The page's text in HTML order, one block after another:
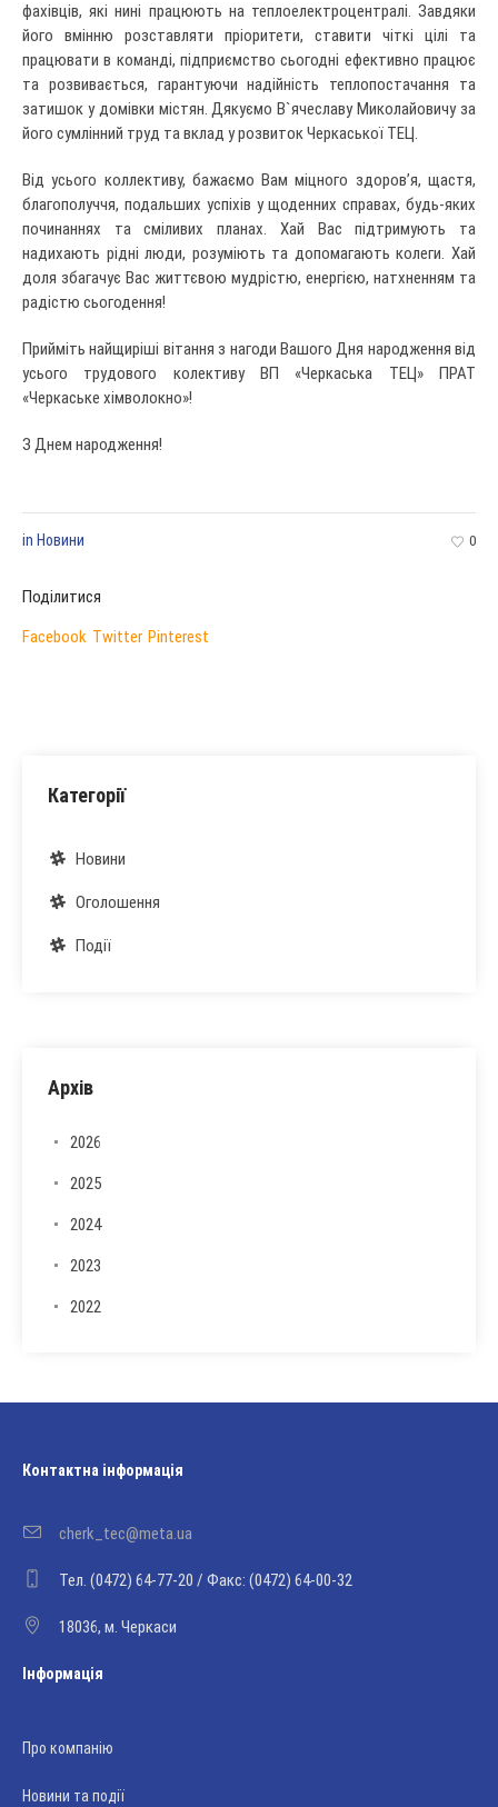
фахівців, які нині працюють на теплоелектроцентралі. Завдяки
його вмінню розставляти пріоритети, ставити чіткі цілі та
працювати в команді, підприємство сьогодні ефективно працює
та розвивається, гарантуючи надійність теплопостачання та
затишок у домівки містян. Дякуємо В`ячеславу Миколайовичу за
його сумлінний труд та вклад у розвиток Черкаської ТЕЦ.
Від усього коллективу, бажаємо Вам міцного здоров’я, щастя,
благополуччя, подальших успіхів у щоденних справах, будь-яких
починаннях та сміливих планах. Хай Вас підтримують та
надихають рідні люди, розуміють та допомагають колеги. Хай
доля збагачує Вас життєвою мудрістю, енергією, натхненням та
радістю сьогодення!
Прийміть найщиріші вітання з нагоди Вашого Дня народження від
усього трудового колективу ВП «Черкаська ТЕЦ» ПРАТ
«Черкаське хімволокно»!
З Днем народження!
0
in Новини
Поділитися
Facebook Twitter Pinterest
Категорії
Новини
Оголошення
Події
Архів
2026
2025
2024
2023
2022
Контактна інформація
cherk_tec@meta.ua
Тел. (0472) 64-77-20 / Факс: (0472) 64-00-32
18036, м. Черкаси
Інформація
Про компанію
Новини та події